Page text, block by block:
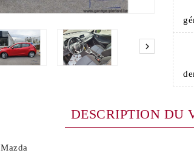

DESCRIPTION DU
Mazda